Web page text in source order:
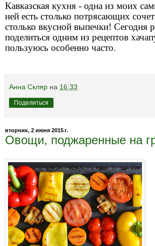
Кавказская кухня - одна из моих
ней есть столько потрясающих
столько вкусной выпечки! Сегодня
поделиться одним из рецептов
пользуюсь особенно часто.
Анна Скляр на 16:33
Поделиться
вторник, 2 июня 2015 г.
Овощи, поджаренные на